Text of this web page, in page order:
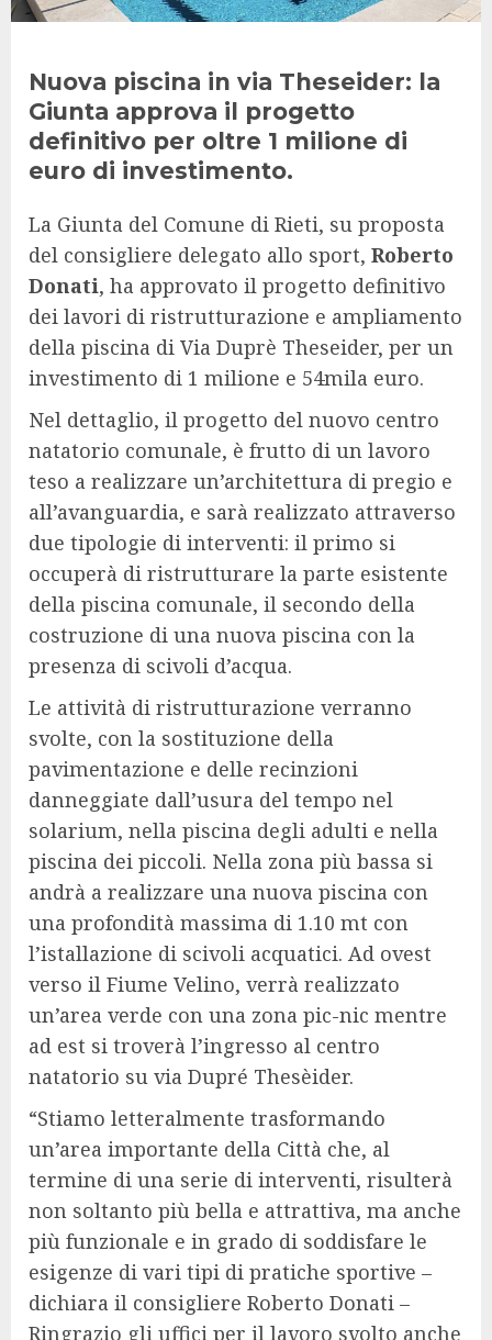
Nuova piscina in via Theseider: la
Giunta approva il progetto
definitivo per oltre 1 milione di
euro di investimento.
La Giunta del Comune di Rieti, su proposta
del consigliere delegato allo sport, Roberto
Donati, ha approvato il progetto definitivo
dei lavori di ristrutturazione e ampliamento
della piscina di Via Duprè Theseider, per un
investimento di 1 milione e 54mila euro.
Nel dettaglio, il progetto del nuovo centro
natatorio comunale, è frutto di un lavoro
teso a realizzare un’architettura di pregio e
all’avanguardia, e sarà realizzato attraverso
due tipologie di interventi: il primo si
occuperà di ristrutturare la parte esistente
della piscina comunale, il secondo della
costruzione di una nuova piscina con la
presenza di scivoli d’acqua.
Le attività di ristrutturazione verranno
svolte, con la sostituzione della
pavimentazione e delle recinzioni
danneggiate dall’usura del tempo nel
solarium, nella piscina degli adulti e nella
piscina dei piccoli. Nella zona più bassa si
andrà a realizzare una nuova piscina con
una profondità massima di 1.10 mt con
l’istallazione di scivoli acquatici. Ad ovest
verso il Fiume Velino, verrà realizzato
un’area verde con una zona pic-nic mentre
ad est si troverà l’ingresso al centro
natatorio su via Dupré Thesèider.
“Stiamo letteralmente trasformando
un’area importante della Città che, al
termine di una serie di interventi, risulterà
non soltanto più bella e attrattiva, ma anche
più funzionale e in grado di soddisfare le
esigenze di vari tipi di pratiche sportive –
dichiara il consigliere Roberto Donati –
Ringrazio gli uffici per il lavoro svolto anche